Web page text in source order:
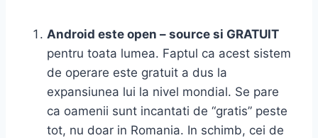
Android este open – source si GRATUIT
pentru toata lumea. Faptul ca acest sistem
de operare este gratuit a dus la
expansiunea lui la nivel mondial. Se pare
ca oamenii sunt incantati de “gratis” peste
tot, nu doar in Romania. In schimb, cei de